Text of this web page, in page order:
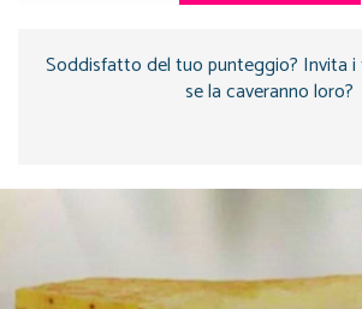
Soddisfatto del tuo punteggio? Invita
se la caveranno loro?